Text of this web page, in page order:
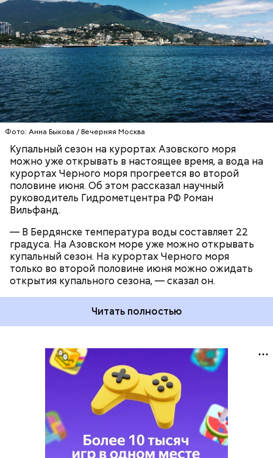
Фото: Анна Быкова / Вечерняя Москва
Купальный сезон на курортах Азовского моря
можно уже открывать в настоящее время, а вода на
курортах Черного моря прогреется во второй
половине июня. Об этом рассказал научный
руководитель Гидрометцентра РФ Роман
Вильфанд.
— В Бердянске температура воды составляет 22
градуса. На Азовском море уже можно открывать
купальный сезон. На курортах Черного моря
только во второй половине июня можно ожидать
открытия купального сезона, — сказал он.
Синоптик отметил, что в Сочи, Феодосии, Алуште,
Ялте вода пока прогрелась лишь до 17 градусов
тепла, в Туапсе — до 18 градусов, а в Евпатории —
до 19 градусов.
Читать полностью
ЧЕРНОЕ МОРЕ
ПОГОДА
КУПАЛЬНЫЙ СЕЗОН